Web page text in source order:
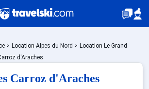
> Location Alpes du Nord > Location Le Grand
d'Araches
Carroz d'Araches